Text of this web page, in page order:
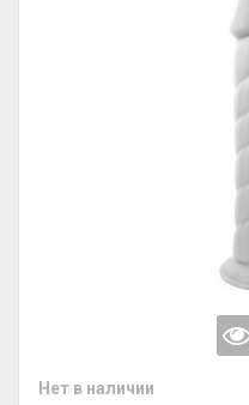
Нет в наличии